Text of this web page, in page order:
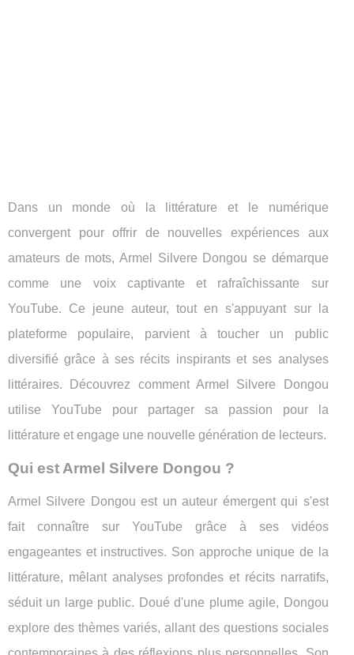
Dans un monde où la littérature et le numérique
convergent pour offrir de nouvelles expériences aux
amateurs de mots, Armel Silvere Dongou se démarque
comme une voix captivante et rafraîchissante sur
YouTube. Ce jeune auteur, tout en s'appuyant sur la
plateforme populaire, parvient à toucher un public
diversifié grâce à ses récits inspirants et ses analyses
littéraires. Découvrez comment Armel Silvere Dongou
utilise YouTube pour partager sa passion pour la
littérature et engage une nouvelle génération de lecteurs.
Qui est Armel Silvere Dongou ?
Armel Silvere Dongou est un auteur émergent qui s'est
fait connaître sur YouTube grâce à ses vidéos
engageantes et instructives. Son approche unique de la
littérature, mêlant analyses profondes et récits narratifs,
séduit un large public. Doué d'une plume agile, Dongou
explore des thèmes variés, allant des questions sociales